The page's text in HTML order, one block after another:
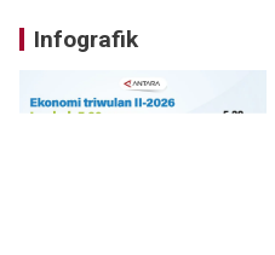
Infografik